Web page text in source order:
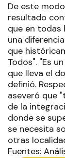
De este
resultado
que en todas
una
que
Todos". "Es
que lleva el
definió.
aseveró que
de la
donde se
se necesita
otras
Fuentes: